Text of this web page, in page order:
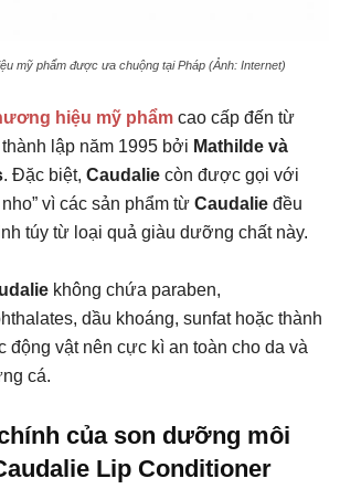
mỹ phẩm được ưa chuộng tại Pháp (Ảnh: Internet)
hiệu mỹ phẩm cao cấp đến từ
lập năm 1995 bởi Mathilde và
. Đặc biệt, Caudalie còn được gọi với
vì các sản phẩm từ Caudalie đều
túy từ loại quả giàu dưỡng chất này.
không chứa paraben,
dầu khoáng, sunfat hoặc thành
động vật nên cực kì an toàn cho da và
cá.
của son dưỡng môi
Lip Conditioner